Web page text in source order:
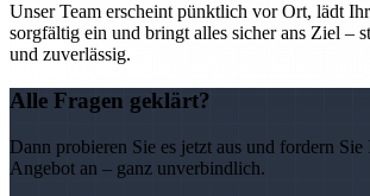
Unser Team erscheint pünktlich vor Ort, lädt
sorgfältig ein und bringt alles sicher ans Ziel –
und zuverlässig.
Alle Fragen geklärt?
Dann probieren Sie es jetzt aus und fordern
Angebot an – ganz unverbindlich.